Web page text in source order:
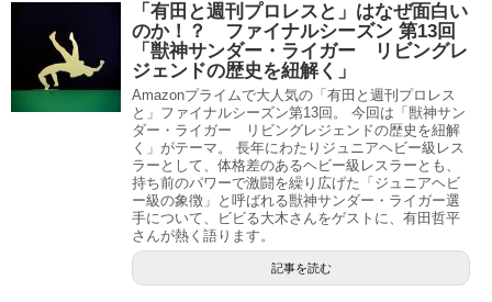
「有田と週刊プロレスと」はなぜ面白い
のか！？ ファイナルシーズン 第13回
「獣神サンダー・ライガー リビングレ
ジェンドの歴史を紐解く」
Amazonプライムで大人気の「有田と週刊プロレス
と」ファイナルシーズン第13回。 今回は「獣神サン
ダー・ライガー リビングレジェンドの歴史を紐解
く」がテーマ。 長年にわたりジュニアヘビー級レス
ラーとして、体格差のあるヘビー級レスラーとも、
持ち前のパワーで激闘を繰り広げた「ジュニアヘビ
ー級の象徴」と呼ばれる獣神サンダー・ライガー選
手について、ビビる大木さんをゲストに、有田哲平
さんが熱く語ります。
記事を読む